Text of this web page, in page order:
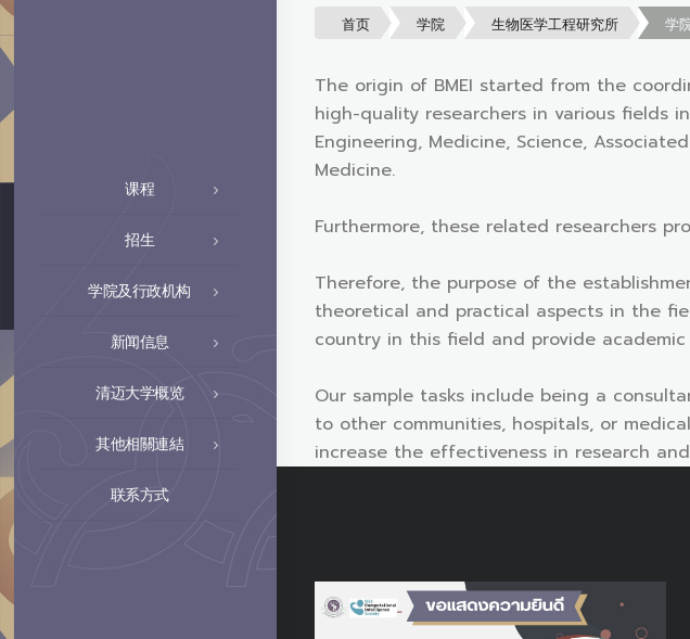
课程
招生
学院及行政机构
新闻信息
清迈大学概览
其他相關連結
联系方式
首页 学院 生物医学工程研究所 学
The origin of BMEI started from the
high-quality researchers in various fields
Engineering, Medicine, Science,
Medicine.
Furthermore, these related researchers
Therefore, the purpose of the
theoretical and practical aspects in the
country in this field and provide
Our sample tasks include being a
to other communities, hospitals, or
increase the effectiveness in research